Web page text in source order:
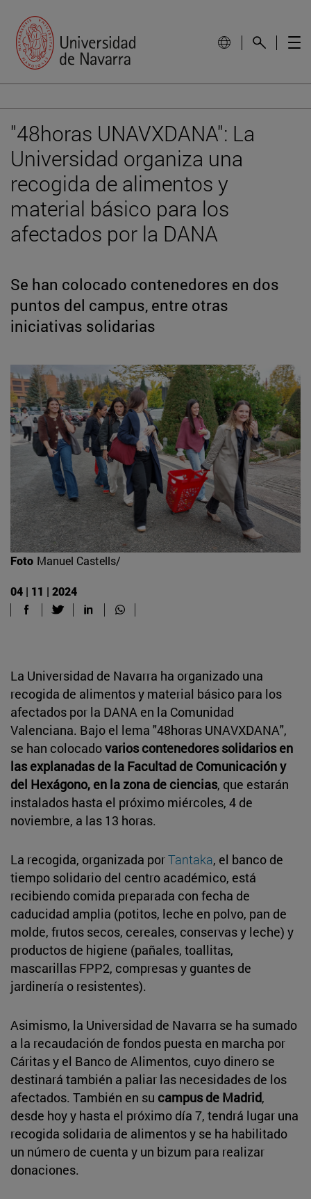
"48horas UNAVXDANA": La
Universidad organiza una
recogida de alimentos y
material básico para los
afectados por la DANA
Se han colocado contenedores en dos
puntos del campus, entre otras
iniciativas solidarias
Foto Manuel Castells/
04 | 11 | 2024
La Universidad de Navarra ha organizado una
recogida de alimentos y material básico para los
afectados por la DANA en la Comunidad
Valenciana. Bajo el lema "48horas UNAVXDANA",
se han colocadovarios contenedores solidarios en
las explanadas de la Facultad de Comunicación y
del Hexágono, en la zona de ciencias, que estarán
instalados hasta el próximo miércoles, 4 de
noviembre, a las 13 horas.
La recogida, organizada porTantaka, el banco de
tiempo solidario del centro académico, está
recibiendo comida preparada con fecha de
caducidad amplia (potitos, leche en polvo, pan de
molde, frutos secos, cereales, conservas y leche) y
productos de higiene (pañales, toallitas,
mascarillas FPP2, compresas y guantes de
jardinería o resistentes).
Asimismo, la Universidad de Navarra se ha sumado
a la recaudación de fondos puesta en marcha por
Cáritas y el Banco de Alimentos, cuyo dinero se
destinará también a paliar las necesidades de los
afectados. También en su campus de Madrid,
desde hoy y hasta el próximo día 7, tendrá lugar una
recogida solidaria de alimentos y se ha habilitado
un número de cuenta y un bizum para realizar
donaciones.